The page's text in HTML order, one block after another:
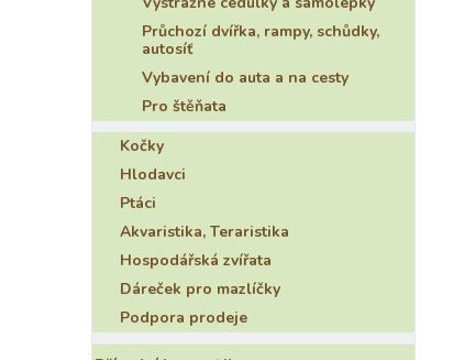
Průchozí dvířka, rampy, schůdky,
autosíť
Vybavení do auta a na cesty
Pro štěňata
Kočky
Hlodavci
Ptáci
Akvaristika, Teraristika
Hospodářská zvířata
Dáreček pro mazlíčky
Podpora prodeje